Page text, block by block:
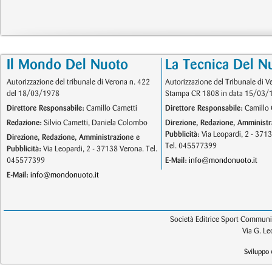
Il Mondo Del Nuoto
Autorizzazione del tribunale di Verona n. 422
del 18/03/1978
Direttore Responsabile: Camillo Cametti
Redazione: Silvio Cametti, Daniela Colombo
Direzione, Redazione, Amministrazione e
Pubblicità: Via Leopardi, 2 - 37138 Verona. Tel.
045577399
E-Mail: info@mondonuoto.it
La Tecnica Del
Autorizzazione del Tribunale di
Stampa CR 1808 in data 15/03/
Direttore Responsabile: Camillo
Direzione, Redazione,
Pubblicità: Via Leopardi, 2 -
Tel. 045577399
E-Mail: info@mondonuoto.it
Società Editrice Sport
Via G.
Sviluppo